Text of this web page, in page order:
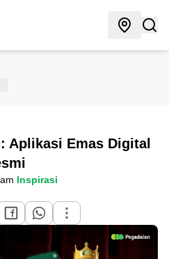
Aplikasi Emas Digital
Inspirasi